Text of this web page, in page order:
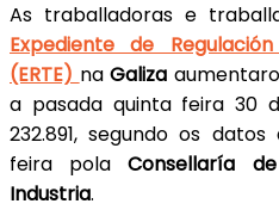
As traballadoras e
Expediente de
(ERTE) naGaliza
a pasada quinta feira 30
232.891, segundo os
feira polaConsellaría
Industria.